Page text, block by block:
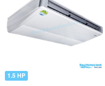
1.5 HP